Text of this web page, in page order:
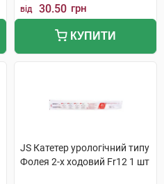
від 30.50 грн
КУПИТИ
JS Катетер урологічний типу
Фолея 2-х ходовий Fr12 1 шт